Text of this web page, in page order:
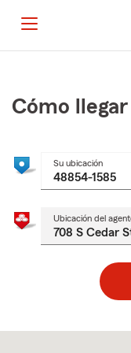
principal
Cómo llegar
Su ubicación
Ubicación del